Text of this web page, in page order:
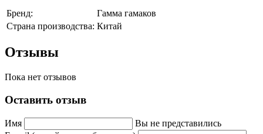
Бренд:
Гамма гамаков
Страна производства: Китай
Отзывы
Пока нет отзывов
Оставить отзыв
Имя
Вы не представились